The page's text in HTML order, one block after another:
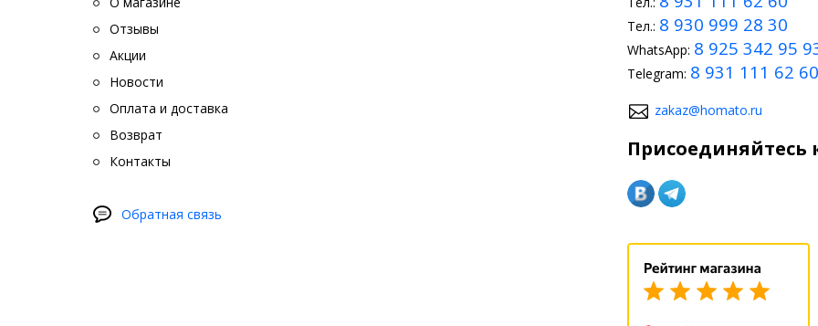
Отзывы
Акции
Новости
Оплата и доставка
Возврат
Контакты
Обратная связь
Тел.: 8 930 999 28 30
WhatsApp: 8 925 342 95
Telegram: 8 931 111 62 60
zakaz@homato.ru
Присоединяйтесь